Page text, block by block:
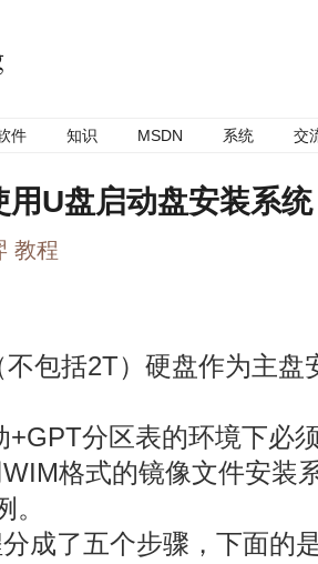
件 知识 MSDN 系统 交
用U盘启动盘安装系
教程
不包括2T）硬盘作为主盘
+GPT分区表的环境下必
格式的镜像文件安装
成了五个步骤，下面的